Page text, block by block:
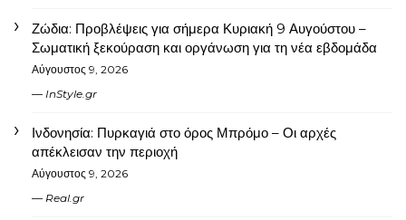
Ζώδια: Προβλέψεις για σήμερα Κυριακή 9 Αυγούστου –
Σωματική ξεκούραση και οργάνωση για τη νέα εβδομάδα
Αύγουστος 9, 2026
InStyle.gr
Ινδονησία: Πυρκαγιά στο όρος Μπρόμο – Οι αρχές
απέκλεισαν την περιοχή
Αύγουστος 9, 2026
Real.gr